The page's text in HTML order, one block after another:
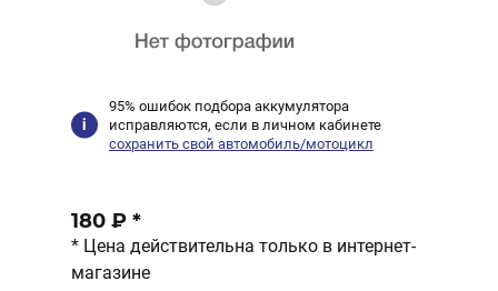
95% ошибок подбора аккумулятора
исправляются, если в личном кабинете
сохранить свой автомобиль/мотоцикл
180 ₽ *
* Цена действительна только в интернет-
магазине